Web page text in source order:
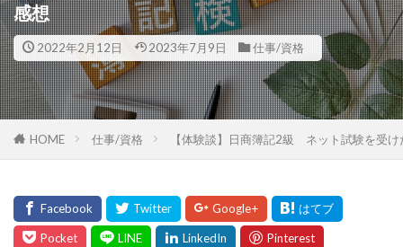
感想
2022年2月12日 2023年7月9日 仕事/資格
HOME 仕事/資格 【体験談】日商簿記2級 ネット試験を受け